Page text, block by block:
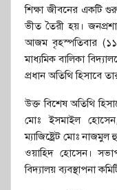
শিক্ষা জীবনের একটি
ভীত তৈরী হয়।
আজম বৃহস্পতিবার (১১
মাধ্যমিক বালিকা
প্রধান অতিথি হিসাবে
উক্ত বিশেষ অতিথি
মোঃ ইসমাইল
ম্যাজিষ্ট্রেট মোঃ
ওয়াহিদ হোসেন।
বিদ্যালয় ব্যবস্থাপনা